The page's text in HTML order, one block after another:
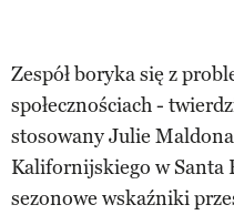
Zespół boryka się z
społecznościach -
stosowany Julie
Kalifornijskiego w Santa
sezonowe wskaźniki